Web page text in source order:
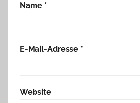
Name *
E-Mail-Adresse *
Website